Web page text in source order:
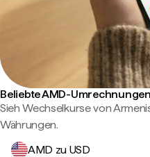
Beliebte AMD-Umrechnungen
Sieh Wechselkurse von
Währungen.
AMD zu USD